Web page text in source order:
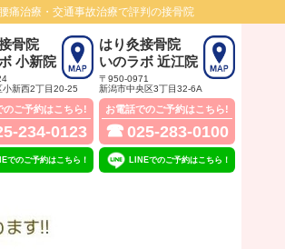
治療・交通事故治療で評判の接骨院
骨院
小新院
小新西2丁目20‐25
のご予約はこちら!
234-0123
でのご予約はこちら！
はり灸接骨院
いのラボ 近江院
〒950-0971
新潟市中央区3丁目32‐6A
お電話でのご予約はこちら!
☎ 025-283-0100
LINEでのご予約はこちら！